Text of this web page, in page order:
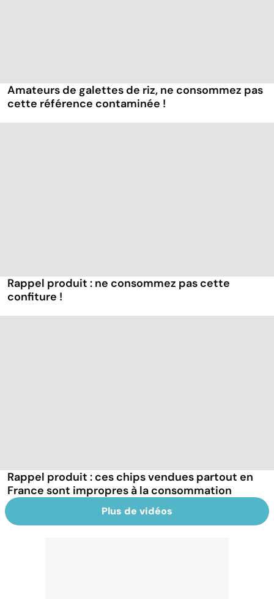
Amateurs de galettes de riz, ne consommez pas
cette référence contaminée !
Rappel produit : ne consommez pas cette
confiture !
Rappel produit : ces chips vendues partout en
France sont impropres à la consommation
Plus de vidéos